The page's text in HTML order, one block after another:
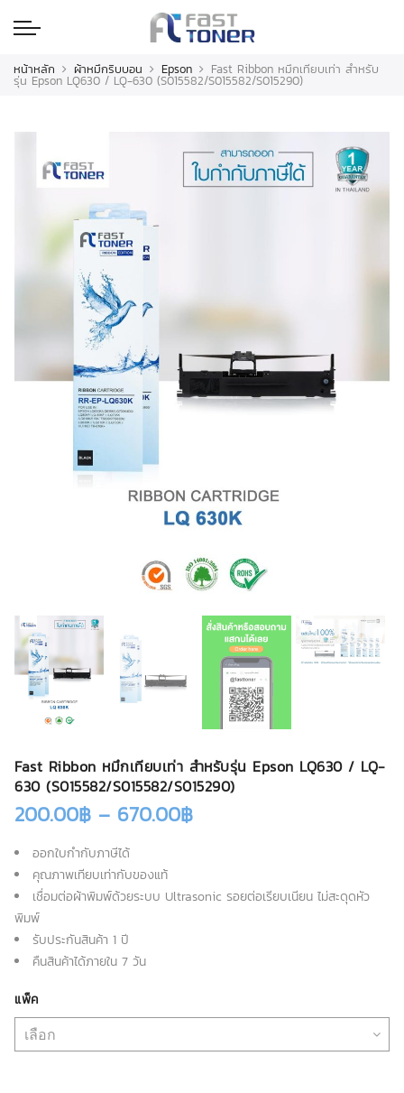
หน้าหลัก ผ้าหมึกริบบอน Epson Fast Ribbon หมึกเทียบเท่า สำหรับ
รุ่น Epson LQ630 / LQ-630 (S015582/S015582/S015290)
Fast Ribbon หมึกเทียบเท่า สำหรับรุ่น Epson LQ630 / LQ-
630 (S015582/S015582/S015290)
200.00฿ – 670.00฿
ออกใบกำกับภาษีได้
คุณภาพเทียบเท่ากับของแท้
เชื่อมต่อผ้าพิมพ์ด้วยระบบ Ultrasonic รอยต่อเรียบเนียน ไม่สะดุดหัว
พิมพ์
รับประกันสินค้า 1 ปี
คืนสินค้าได้ภายใน 7 วัน
แพ็ค